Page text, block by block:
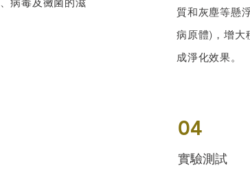
質和灰塵等懸
病原體)，增大
成淨化效果。
04
實驗測試